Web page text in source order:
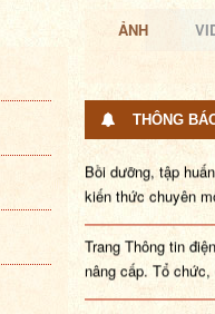
ẢNH
THÔNG
Bồi dưỡng, tập
kiến thức chuyên
Trang Thông tin
nâng cấp. Tổ